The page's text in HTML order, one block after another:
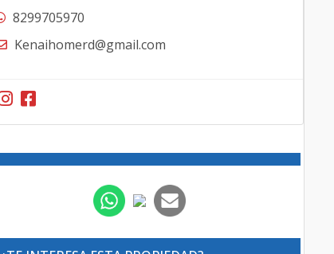
8299705970
Kenaihomerd@gmail.com